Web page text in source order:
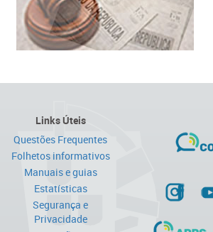
Links Úteis
Questões Frequentes
Folhetos informativos
Manuais e guias
Estatísticas
Segurança e
Privacidade